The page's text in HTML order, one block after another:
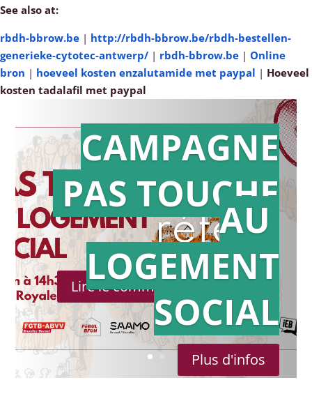
See also at:
rbdh-bbrow.be | http://rbdh-bbrow.be/rbdh-bestellen-
generieke-cytotec-antwerp/ | rbdh-bbrow.be | Online
bron | hoeveel kosten enzalutamide met paypal | Hoeveel
kosten tadalafil met paypal
Action en
référé
Lire le communiqué de presse
CAMPAGNE
PAS TOUCHE
AU
LOGEMENT
SOCIAL
Plus d'infos